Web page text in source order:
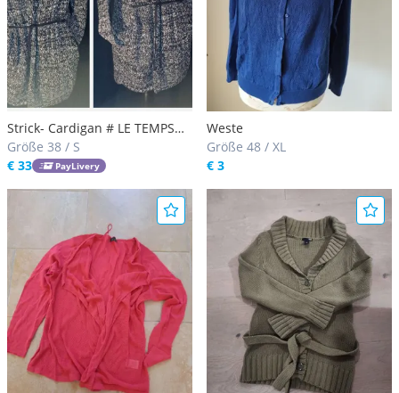
Strick- Cardigan # LE TEMPS
DES CERISES # Neu inkl.
Preismakerl
Größe 38 / S
€ 33
PayLivery
Weste
Größe 48 / XL
€ 3